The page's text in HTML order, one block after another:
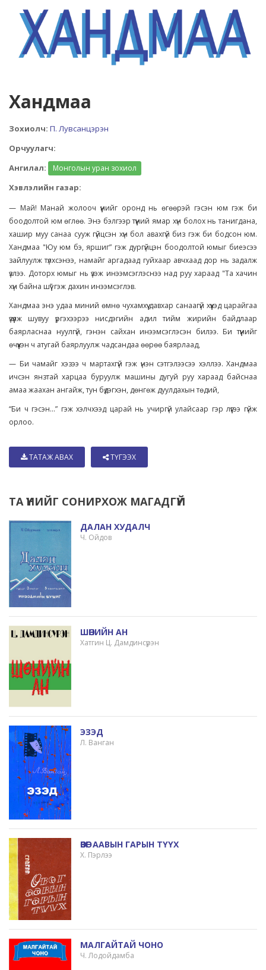
Хандмаа
Зохиолч: П. Лувсанцэрэн
Орчуулагч:
Ангилал:
Монголын уран зохиол
Хэвлэлийн газар:
— Май! Манай жолооч үүнийг оронд нь өгөөрэй гэсэн юм гэж би
боодолтой юм өглөө. Энэ бэлгээр түүний ямар хүн болох нь танигдана,
хашир муу санаа сууж гүйцсэн хүн бол авахгүй биз гэж би бодсон юм.
Хандмаа "Юу юм бэ, яршиг” гэж дургүйцэн боодолтой юмыг биеэсээ
зайлуулж түлхсэнээ, намайг аргадаад гуйхаар авчхаад дор нь задалж
үзлээ. Доторх юмыг нь үзэж инээмсэглэснээ над руу хараад "Та хачин
хүн байна шүү” гэж дахин инээмсэглэв.
Хандмаа энэ удаа миний өмнө чухамхүү давхар санаагүй хүүхэд царайгаа
үзүүлж шувуу үргэхээрээ нисдэгийн адил тийм жирийн байдлаар
баярласнаа нуулгүй, гэнэн сайхан инээмсэглэсэн билээ. Би түүнийг
өчүүхэн ч атугай баярлуулж чадсандаа өөрөө баярлаад,
— Би чамайг хэзээ ч мартахгүй гэж үнэн сэтгэлээсээ хэллээ. Хандмаа
ичсэн янзтай харцаа буруулж машины дугуй руу хараад байснаа
амаа жаахан ангайж, тун бүдэгхэн, дөнгөж дуулдахын төдий,
“Би ч гэсэн...” гэж хэлчхээд царай нь учиргүй улайсаар гэр лүүгээ гүйж
орлоо.
ТАТАЖ АВАХ ТҮГЭЭХ
ТА ҮҮНИЙГ СОНИРХОЖ МАГАДГҮЙ
ДАЛАН ХУДАЛЧ
Ч. Ойдов
ШӨНИЙН АН
Хатгин Ц. Дамдинсүрэн
ЭЗЭД
Л. Ванган
ӨВӨГ ААВЫН ГАРЫН ТҮҮХ
Х. Пэрлээ
МАЛГАЙТАЙ ЧОНО
Ч. Лодойдамба